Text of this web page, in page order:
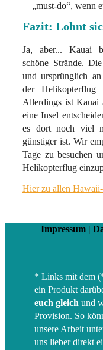
„must-do“, wenn
Fazit: Lohnt
Ja, aber... Kauai
schöne Strände.
und ursprünglich
der Helikopterflug
Allerdings ist Kauai
eine Insel
es dort noch viel
günstiger ist. Wir
Tage zu besuchen
Helikopterflug
Hier zu allen
Impressum|
* Links mit dem
ein Produkt
euch gleich und
Provision. So
unsere Arbeit
uns lieber direkt